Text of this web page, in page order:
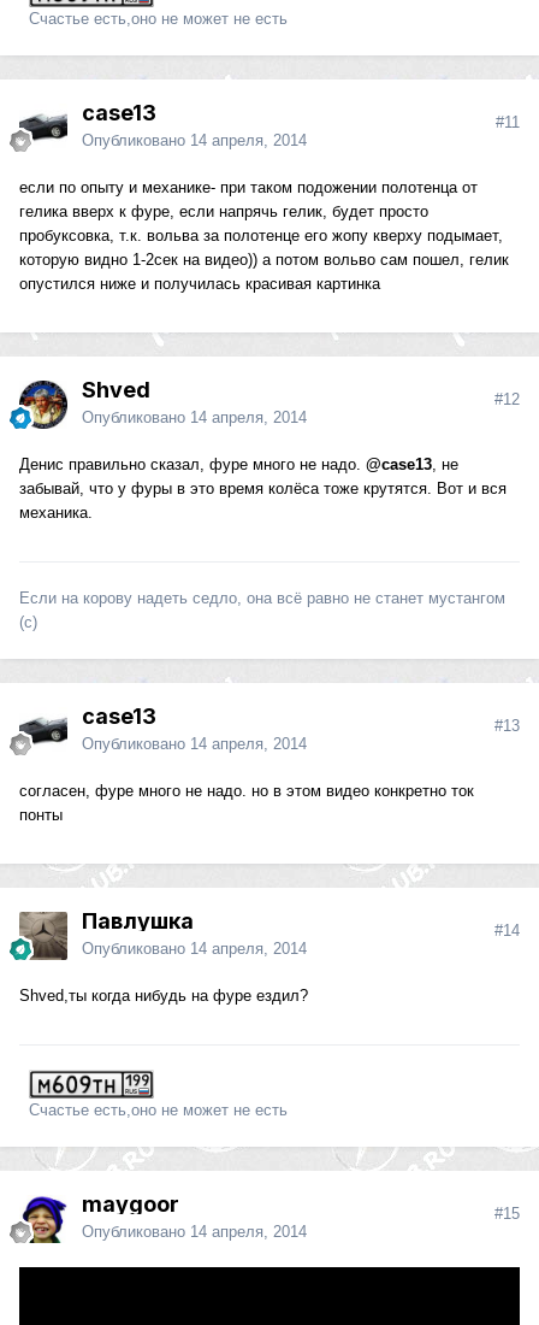
Счастье есть,оно не может не есть
case13
Опубликовано 14 апреля, 2014
#11
если по опыту и механике- при таком подожении полотенца от
гелика вверх к фуре, если напрячь гелик, будет просто
пробуксовка, т.к. вольва за полотенце его жопу кверху подымает,
которую видно 1-2сек на видео)) а потом вольво сам пошел, гелик
опустился ниже и получилась красивая картинка
Shved
Опубликовано 14 апреля, 2014
#12
Денис правильно сказал, фуре много не надо. @case13, не
забывай, что у фуры в это время колёса тоже крутятся. Вот и вся
механика.
Если на корову надеть седло, она всё равно не станет мустангом
(с)
case13
Опубликовано 14 апреля, 2014
#13
согласен, фуре много не надо. но в этом видео конкретно ток
понты
Павлушка
Опубликовано 14 апреля, 2014
#14
Shved,ты когда нибудь на фуре ездил?
Счастье есть,оно не может не есть
maygoor
Опубликовано 14 апреля, 2014
#15